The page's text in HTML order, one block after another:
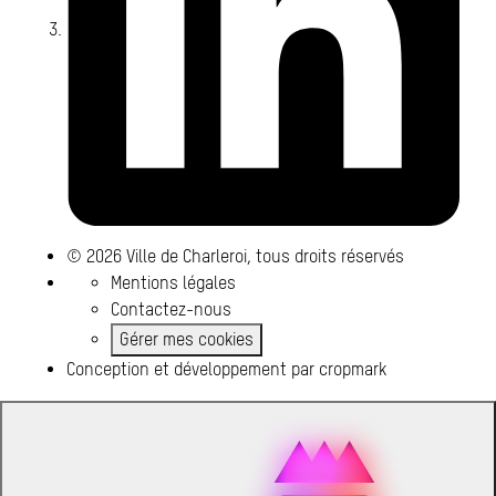
© 2026 Ville de Charleroi, tous droits réservés
Mentions légales
Contactez-nous
Gérer mes cookies
Conception et développement par cropmark